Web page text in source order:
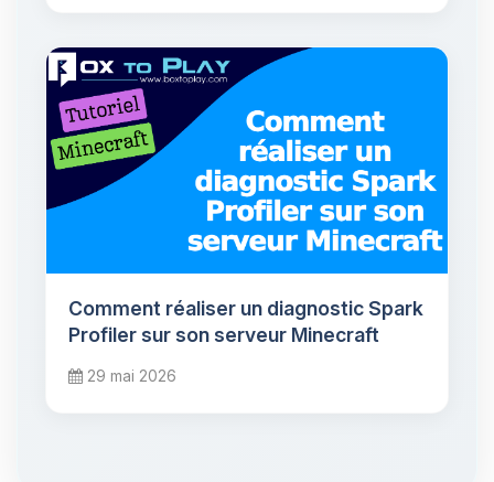
Comment réaliser un diagnostic Spark
Profiler sur son serveur Minecraft
29 mai 2026